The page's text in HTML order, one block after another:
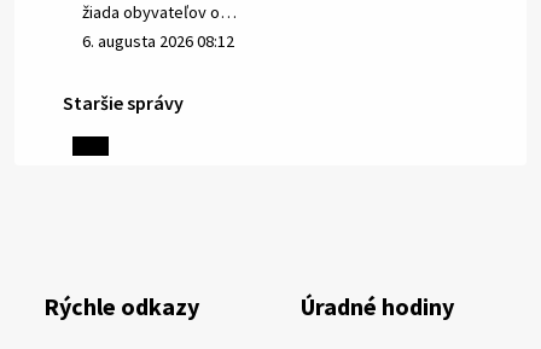
žiada obyvateľov o…
6. augusta 2026 08:12
5. augusta 2026 13:10
hlbokým zármutkom Vám oznamujeme, že vo veku
73 rokov nás opustila Irena Tanková, rodená
Staršie správy
Rýchle odkazy Úradné hodiny